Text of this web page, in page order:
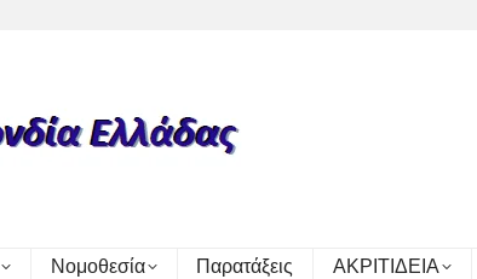
Νομοθεσία Παρατάξεις ΑΚΡΙΤΙΔΕΙΑ